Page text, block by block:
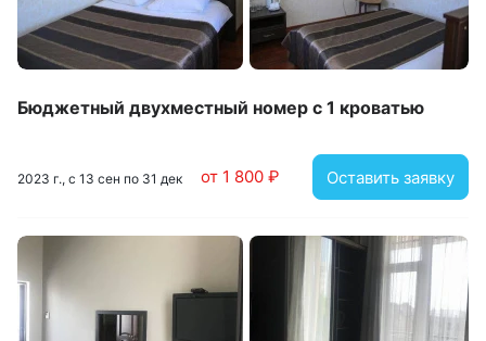
Бюджетный двухместный номер с 1 кроватью
2023 г., с 13 сен по 31 дек от 1 800 ₽ Оставить заявку